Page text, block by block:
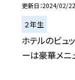
更新日 2024/02/22
２年生
ホテルのビュ
ーは豪華メニ